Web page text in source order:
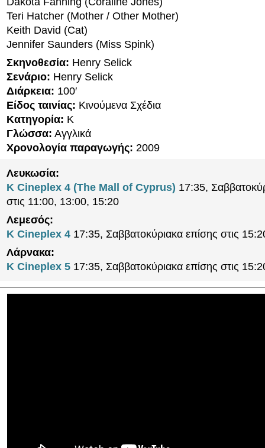
Teri Hatcher (Mother / Other Mother)
Keith David (Cat)
Jennifer Saunders (Miss Spink)
Σκηνοθεσία: Henry Selick
Σενάριο: Henry Selick
Διάρκεια: 100′
Είδος ταινίας: Κινούμενα Σχέδια
Κατηγορία: K
Γλώσσα: Αγγλικά
Χρονολογία παραγωγής: 2009
Λευκωσία:
K Cineplex 4 (The Mall of Cyprus) 17:35,
στις 11:00, 13:00, 15:20
Λεμεσός:
K Cineplex 4 17:35, Σαββατοκύριακα επίσης στις
Λάρνακα:
K Cineplex 5 17:35, Σαββατοκύριακα επίσης στις